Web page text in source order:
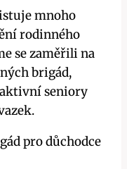
mnoho
rodinného
se zaměřili na
brigád,
seniory
pro důchodce